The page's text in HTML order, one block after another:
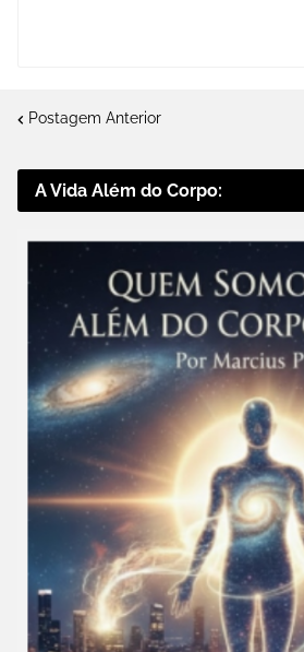
Postagem Anterior
A Vida Além do Corpo: